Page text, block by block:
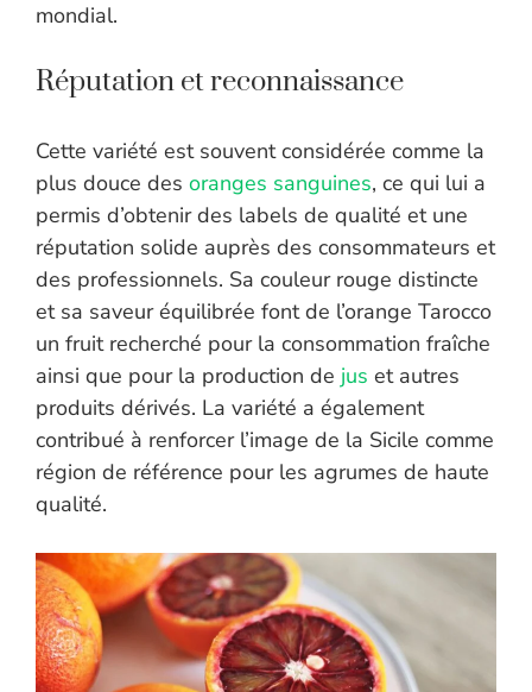
mondial.
Réputation et reconnaissance
Cette variété est souvent considérée comme la
plus douce des oranges sanguines, ce qui lui a
permis d’obtenir des labels de qualité et une
réputation solide auprès des consommateurs et
des professionnels. Sa couleur rouge distincte
et sa saveur équilibrée font de l’orange Tarocco
un fruit recherché pour la consommation fraîche
ainsi que pour la production de jus et autres
produits dérivés. La variété a également
contribué à renforcer l’image de la Sicile comme
région de référence pour les agrumes de haute
qualité.